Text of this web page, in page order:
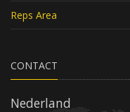
Reps Area
CONTACT
Nederland